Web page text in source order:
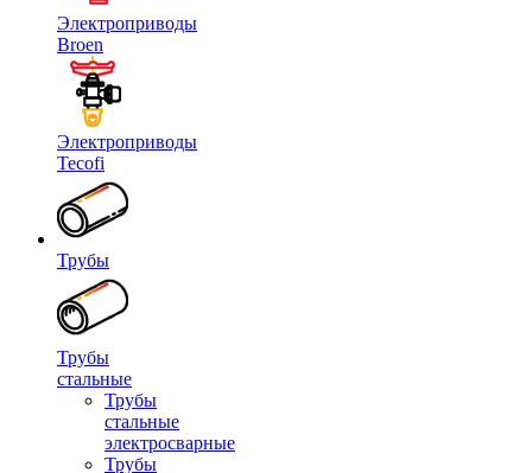
Электроприводы
Broen
Электроприводы
Tecofi
Трубы
Трубы
стальные
Трубы
стальные
электросварные
Трубы